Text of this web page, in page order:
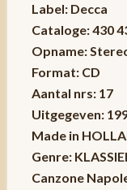
Label: Decca
Cataloge: 430
Opname:
Format: CD
Aantal nrs: 17
Uitgegeven:
Made in
Genre:
Canzone